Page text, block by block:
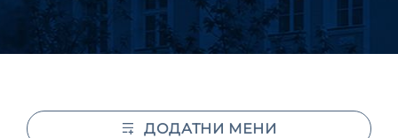
ДОДАТНИ МЕНИ